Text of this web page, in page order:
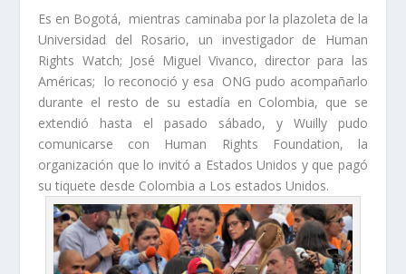
Es en Bogotá, mientras caminaba por la plazoleta de la
Universidad del Rosario, un investigador de Human
Rights Watch; José Miguel Vivanco, director para las
Américas; lo reconoció y esa ONG pudo acompañarlo
durante el resto de su estadía en Colombia, que se
extendió hasta el pasado sábado, y Wuilly pudo
comunicarse con Human Rights Foundation, la
organización que lo invitó a Estados Unidos y que pagó
su tiquete desde Colombia a Los estados Unidos.